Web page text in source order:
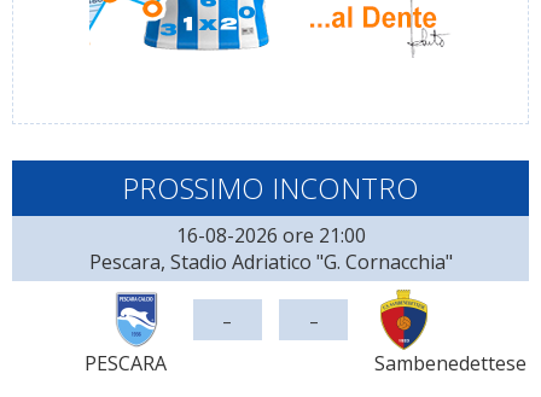
PROSSIMO INCONTRO
16-08-2026 ore 21:00
Pescara, Stadio Adriatico "G. Cornacchia"
PESCARA
- -
Sambenedettese